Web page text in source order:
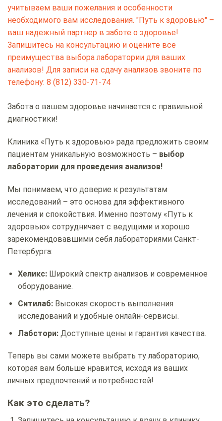
Забота о вашем здоровье начинается с правильной
диагностики!
Клиника «Путь к здоровью» рада предложить своим
пациентам уникальную возможность – выбор
лаборатории для проведения анализов!
Мы понимаем, что доверие к результатам
исследований – это основа для эффективного
лечения и спокойствия. Именно поэтому «Путь к
здоровью» сотрудничает с ведущими и хорошо
зарекомендовавшими себя лабораториями Санкт-
Петербурга:
Хеликс:Широкий спектр анализов и современное
оборудование.
Ситилаб:Высокая скорость выполнения
исследований и удобные онлайн-сервисы.
Лабстори:Доступные цены и гарантия качества.
Теперь вы сами можете выбрать ту лабораторию,
которая вам больше нравится, исходя из ваших
личных предпочтений и потребностей!
Как это сделать?